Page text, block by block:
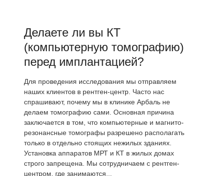
Делаете ли вы КТ
(компьютерную томографию)
перед имплантацией?
Для проведения исследования мы отправляем
наших клиентов в рентген-центр. Часто нас
спрашивают, почему мы в клинике Арбаль не
делаем томографию сами. Основная причина
заключается в том, что компьютерные и магнито-
резонансные томографы разрешено располагать
только в отдельно стоящих нежилых зданиях.
Установка аппаратов МРТ и КТ в жилых домах
строго запрещена. Мы сотрудничаем с рентген-
центром, где занимаются...